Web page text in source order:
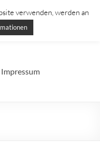
Impressum
verwenden, werden an